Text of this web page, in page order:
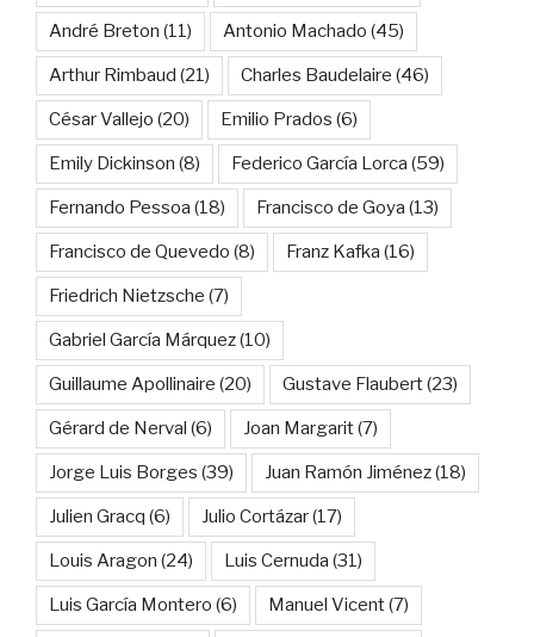
André Breton (11) Antonio Machado (45)
Arthur Rimbaud (21) Charles Baudelaire (46)
César Vallejo (20) Emilio Prados (6)
Emily Dickinson (8) Federico García Lorca (59)
Fernando Pessoa (18) Francisco de Goya (13)
Francisco de Quevedo (8) Franz Kafka (16)
Friedrich Nietzsche (7)
Gabriel García Márquez(10)
Guillaume Apollinaire (20) Gustave Flaubert(23)
Gérard de Nerval (6) Joan Margarit(7)
Jorge Luis Borges (39) Juan Ramón Jiménez(18)
Julien Gracq (6) Julio Cortázar(17)
Louis Aragon (24) Luis Cernuda (31)
Luis García Montero (6) Manuel Vicent(7)